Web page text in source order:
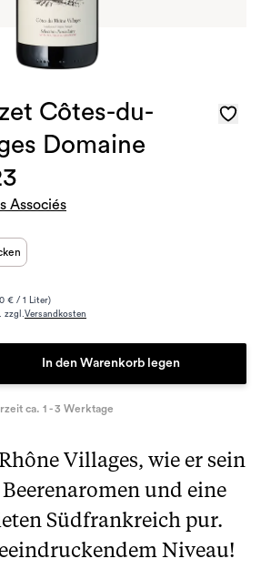
Côtes-du-
Domaine
Associés
€ / 1 Liter)
zzgl.Versandkosten
In den Warenkorb legen
ca. 1 - 3 Werktage
Villages, wie er sein
und eine
Südfrankreich pur.
Niveau!